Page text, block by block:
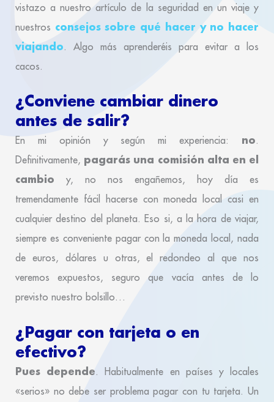
vistazo a nuestro artículo de la seguridad en un viaje y
nuestros consejos sobre qué hacer y no hacer
viajando. Algo más aprenderéis para evitar a los
cacos.
¿Conviene cambiar dinero
antes de salir?
En mi opinión y según mi experiencia: no.
Definitivamente, pagarás una comisión alta en el
cambio y, no nos engañemos, hoy día es
tremendamente fácil hacerse con moneda local casi en
cualquier destino del planeta. Eso si, a la hora de viajar,
siempre es conveniente pagar con la moneda local, nada
de euros, dólares u otras, el redondeo al que nos
veremos expuestos, seguro que vacía antes de lo
previsto nuestro bolsillo…
¿Pagar con tarjeta o en
efectivo?
Pues depende. Habitualmente en países y locales
«serios» no debe ser problema pagar con tu tarjeta. Un